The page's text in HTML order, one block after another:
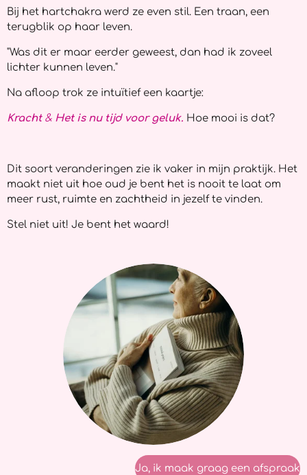
Bij het hartchakra werd ze even stil. Een traan, een
terugblik op haar leven.
"Was dit er maar eerder geweest, dan had ik zoveel
lichter kunnen leven."
Na afloop trok ze intuïtief een kaartje:
Kracht& Het is nu tijd voor geluk. Hoe mooi is dat?
Dit soort veranderingen zie ik vaker in mijn praktijk. Het
maakt niet uit hoe oud je bent het is nooit te laat om
meer rust, ruimte en zachtheid in jezelf te vinden.
Stel niet uit! Je bent het waard!
Ja, ik maak graag een afspraak